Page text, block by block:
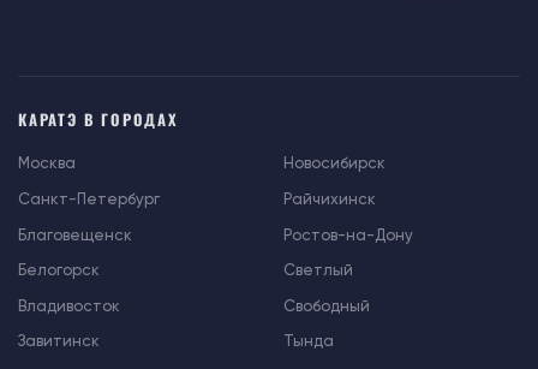
КАРАТЭ В ГОРОДАХ
Москва
Санкт-Петербург
Благовещенск
Белогорск
Владивосток
Завитинск
Новосибирск
Райчихинск
Ростов-на-Дону
Светлый
Свободный
Тында